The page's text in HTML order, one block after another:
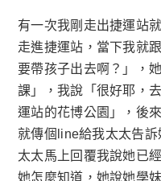
有一次我剛走出捷運站
走進捷運站，當下我就
要帶孩子出去啊？」，
課」，我說「很好耶，
運站的花博公園」，後
就傳個line給我太太告訴
太太馬上回覆我說她已
她怎麼知道，她說她學